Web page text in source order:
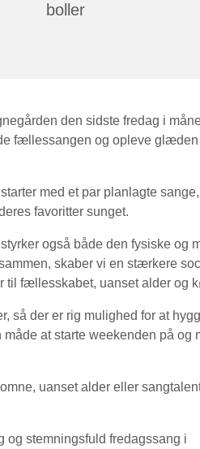
boller
den sidste fredag i
fællessangen og opleve glæden
med et par planlagte
favoritter sunget.
også både den fysiske og
skaber vi en stærkere
til fællesskabet, uanset alder og
så der er rig mulighed for at
at starte weekenden på og
uanset alder eller
stemningsfuld fredagssang i